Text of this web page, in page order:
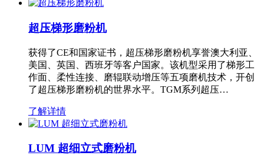
超压梯形磨粉机
获得了CE和国家证书，超压梯形磨粉机享誉澳大利亚、
美国、英国、西班牙等客户国家。该机型采用了梯形工
作面、柔性连接、磨辊联动增压等五项磨机技术，开创
了超压梯形磨粉机的世界水平。TGM系列超压…
了解详情
LUM 超细立式磨粉机